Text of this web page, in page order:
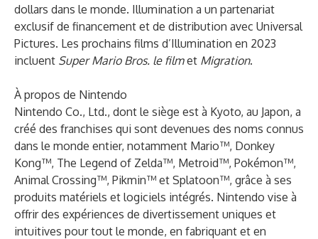
dollars dans le monde. Illumination a un partenariat
exclusif de financement et de distribution avec Universal
Pictures. Les prochains films d’Illumination en 2023
incluent Super Mario Bros. le filmet Migration.
À propos de Nintendo
Nintendo Co., Ltd., dont le siège est à Kyoto, au Japon, a
créé des franchises qui sont devenues des noms connus
dans le monde entier, notamment Mario™, Donkey
Kong™, The Legend of Zelda™, Metroid™, Pokémon™,
Animal Crossing™, Pikmin™ et Splatoon™, grâce à ses
produits matériels et logiciels intégrés. Nintendo vise à
offrir des expériences de divertissement uniques et
intuitives pour tout le monde, en fabriquant et en